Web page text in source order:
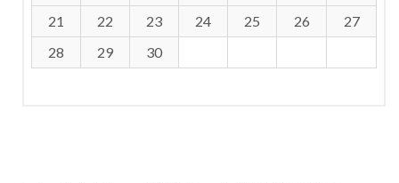
21
22 23 24 25 26
27
28
29 30